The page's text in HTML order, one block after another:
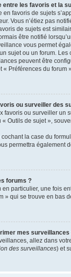
entre les favoris et la
en favoris de sujets
Vous n’étiez pas
de sujets est
être notifié
vous permet
sujet ou un forum.
peuvent être
« Préférences du forum
ou surveiller des
favoris ou surveiller un
Outils de sujet »,
la case du
permettra également
forums ?
en particulier, une fois
» qui se trouve en bas
mes surveillances
allez dans
des surveillances) et